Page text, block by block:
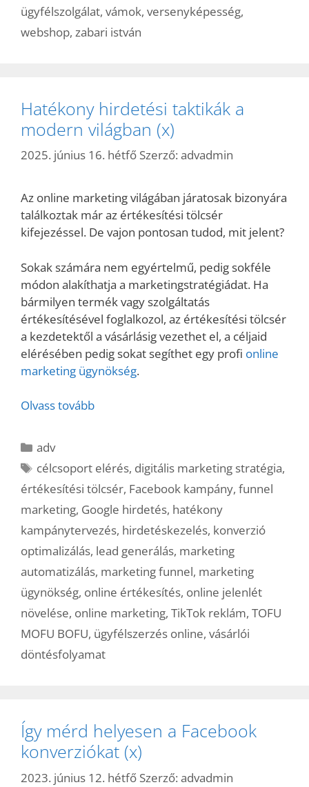
ügyfélszolgálat, vámok, versenyképesség,
webshop, zabari istván
Hatékony hirdetési taktikák a
modern világban (x)
2025. június 16. hétfő Szerző: advadmin
Az online marketing világában járatosak bizonyára
találkoztak már az értékesítési tölcsér
kifejezéssel. De vajon pontosan tudod, mit jelent?
Sokak számára nem egyértelmű, pedig sokféle
módon alakíthatja a marketingstratégiádat. Ha
bármilyen termék vagy szolgáltatás
értékesítésével foglalkozol, az értékesítési tölcsér
a kezdetektől a vásárlásig vezethet el, a céljaid
elérésében pedig sokat segíthet egy profi online
marketing ügynökség.
Olvass tovább
Kategória
adv
Címkék
célcsoport elérés, digitális marketing stratégia,
értékesítési tölcsér, Facebook kampány, funnel
marketing, Google hirdetés, hatékony
kampánytervezés, hirdetéskezelés, konverzió
optimalizálás, lead generálás, marketing
automatizálás, marketing funnel, marketing
ügynökség, online értékesítés, online jelenlét
növelése, online marketing, TikTok reklám, TOFU
MOFU BOFU, ügyfélszerzés online, vásárlói
döntésfolyamat
Így mérd helyesen a Facebook
konverziókat (x)
2023. június 12. hétfő Szerző: advadmin